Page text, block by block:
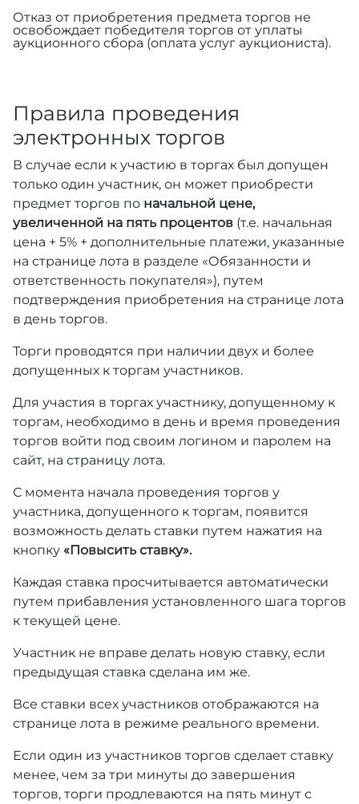
Отказ от приобретения предмета торгов не
освобождает победителя торгов от уплаты
аукционного сбора (оплата услуг аукциониста).
Правила проведения
электронных торгов
В случае если к участию в торгах был допущен
только один участник, он может приобрести
предмет торгов по начальной цене,
увеличенной на пять процентов (т.е. начальная
цена + 5% + дополнительные платежи, указанные
на странице лота в разделе «Обязанности и
ответственность покупателя»), путем
подтверждения приобретения на странице лота
в день торгов.
Торги проводятся при наличии двух и более
допущенных к торгам участников.
Для участия в торгах участнику, допущенному к
торгам, необходимо в день и время проведения
торгов войти под своим логином и паролем на
сайт, на страницу лота.
С момента начала проведения торгов у
участника, допущенного к торгам, появится
возможность делать ставки путем нажатия на
кнопку «Повысить ставку».
Каждая ставка просчитывается автоматически
путем прибавления установленного шага торгов
к текущей цене.
Участник не вправе делать новую ставку, если
предыдущая ставка сделана им же.
Все ставки всех участников отображаются на
странице лота в режиме реального времени.
Если один из участников торгов сделает ставку
менее, чем за три минуты до завершения
торгов, торги продлеваются на пять минут с